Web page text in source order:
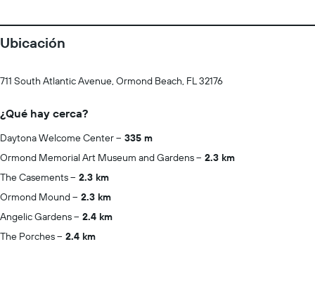
Ubicación
711 South Atlantic Avenue, Ormond Beach, FL 32176
¿Qué hay cerca?
Daytona Welcome Center
335 m
Ormond Memorial Art Museum and Gardens
2.3 km
The Casements
2.3 km
Ormond Mound
2.3 km
Angelic Gardens
2.4 km
The Porches
2.4 km